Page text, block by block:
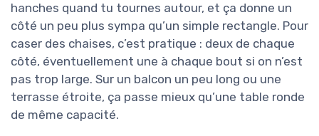
hanches quand tu tournes autour, et ça donne un
côté un peu plus sympa qu’un simple rectangle. Pour
caser des chaises, c’est pratique : deux de chaque
côté, éventuellement une à chaque bout si on n’est
pas trop large. Sur un balcon un peu long ou une
terrasse étroite, ça passe mieux qu’une table ronde
de même capacité.